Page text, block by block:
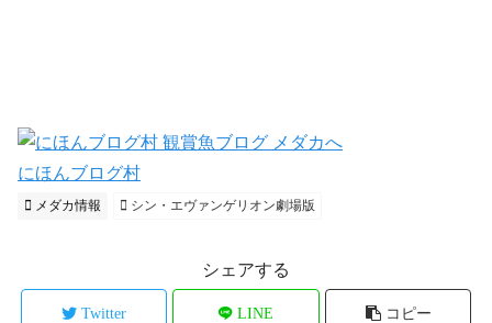
にほんブログ村
メダカ情報 シン・エヴァンゲリオン劇場版
シェアする
Twitter LINE コピー